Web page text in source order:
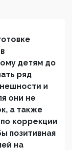
детям до
ряд
и
они не
а также
коррекции
позитивная
на